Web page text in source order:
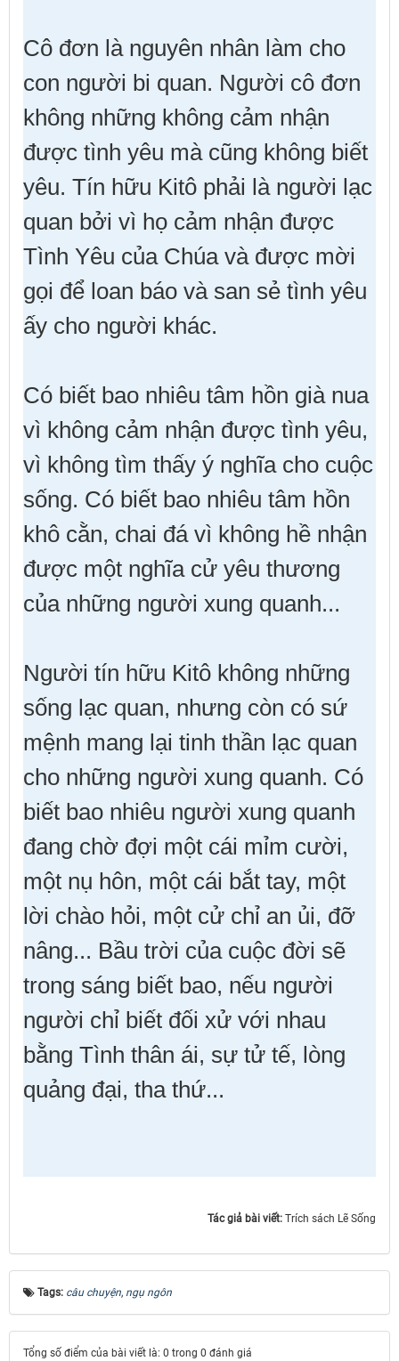
Cô đơn là nguyên nhân làm cho
con người bi quan. Người cô đơn
không những không cảm nhận
được tình yêu mà cũng không biết
yêu. Tín hữu Kitô phải là người lạc
quan bởi vì họ cảm nhận được
Tình Yêu của Chúa và được mời
gọi để loan báo và san sẻ tình yêu
ấy cho người khác.
Có biết bao nhiêu tâm hồn già nua
vì không cảm nhận được tình yêu,
vì không tìm thấy ý nghĩa cho cuộc
sống. Có biết bao nhiêu tâm hồn
khô cằn, chai đá vì không hề nhận
được một nghĩa cử yêu thương
của những người xung quanh...
Người tín hữu Kitô không những
sống lạc quan, nhưng còn có sứ
mệnh mang lại tinh thần lạc quan
cho những người xung quanh. Có
biết bao nhiêu người xung quanh
đang chờ đợi một cái mỉm cười,
một nụ hôn, một cái bắt tay, một
lời chào hỏi, một cử chỉ an ủi, đỡ
nâng... Bầu trời của cuộc đời sẽ
trong sáng biết bao, nếu người
người chỉ biết đối xử với nhau
bằng Tình thân ái, sự tử tế, lòng
quảng đại, tha thứ...
Tác giả bài viết: Trích sách Lẽ Sống
Tags: câu chuyện, ngụ ngôn
Tổng số điểm của bài viết là: 0 trong 0 đánh giá